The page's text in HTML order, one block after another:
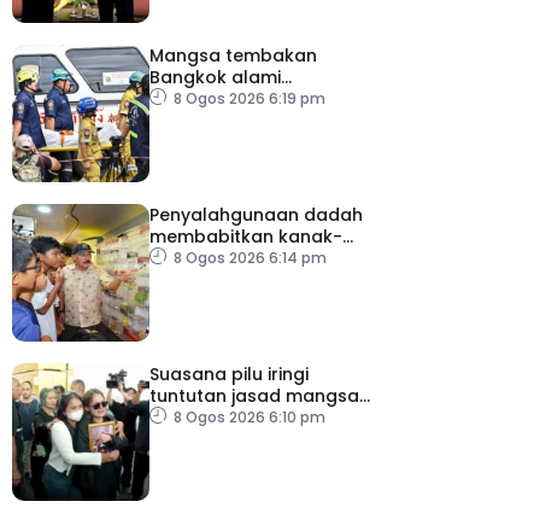
Mangsa tembakan
Bangkok alami
kecederaan pada organ
8 Ogos 2026 6:19 pm
Penyalahgunaan dadah
membabitkan kanak-
kanak di Terengganu
8 Ogos 2026 6:14 pm
Suasana pilu iringi
tuntutan jasad mangsa
tembakan Nonthaburi
8 Ogos 2026 6:10 pm